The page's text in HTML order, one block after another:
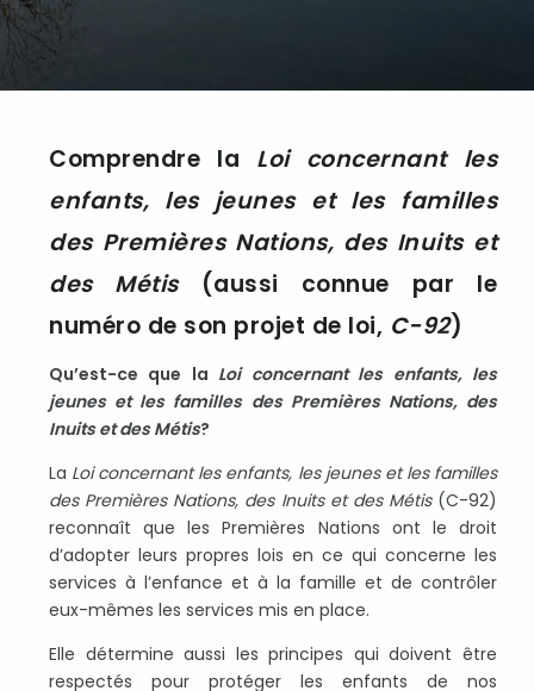
Comprendre la Loi concernant les
enfants, les jeunes et les familles
des Premières Nations, des Inuits et
des Métis(aussi connue par le
numéro de son projet de loi, C-92)
Qu’est-ce que la Loi concernant les enfants, les
jeunes et les familles des Premières Nations, des
Inuits et des Métis?
La Loi concernant les enfants, les jeunes et les familles
des Premières Nations, des Inuits et des Métis(C-92)
reconnaît que les Premières Nations ont le droit
d’adopter leurs propres lois en ce qui concerne les
services à l’enfance et à la famille et de contrôler
eux-mêmes les services mis en place.
Elle détermine aussi les principes qui doivent être
respectés pour protéger les enfants de nos